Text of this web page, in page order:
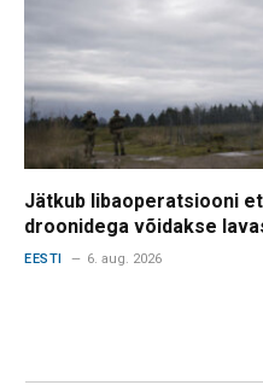
Jätkub libaoperatsiooni
droonidega võidakse
EESTI 6. aug. 2026